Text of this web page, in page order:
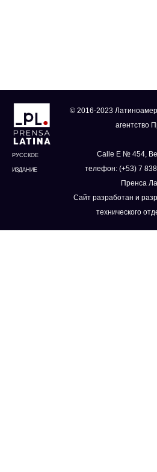
РУССКОЕ
ИЗДАНИЕ
© 2016-2023
агентство
Calle E № 454,
телефон: (+53) 7
Пренса
Сайт разработан и
технического